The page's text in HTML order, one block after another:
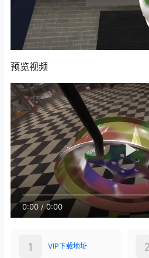
预览视频
0:00 /0:00
VIP下载地址
1 2